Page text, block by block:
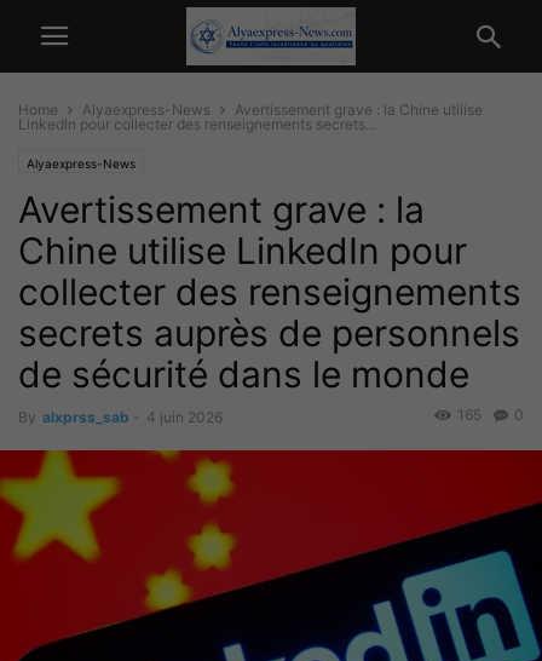
Home Alyaexpress-News
Avertissement grave : la Chine utilise
LinkedIn pour collecter des renseignements secrets...
Alyaexpress-News
Avertissement grave : la
Chine utilise LinkedIn pour
collecter des renseignements
secrets auprès de personnels
de sécurité dans le monde
By alxprss_sab - 4 juin 2026 0
165